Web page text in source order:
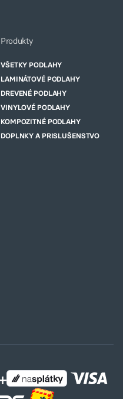
Produkty
VŠETKY PODLAHY
LAMINÁTOVÉ PODLAHY
DREVENÉ PODLAHY
VINYLOVÉ PODLAHY
KOMPOZITNÉ PODLAHY
DOPLNKY A PRISLUŠENSTVO